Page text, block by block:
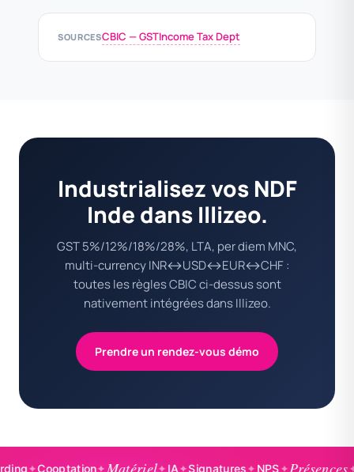
SOURCESCBIC — GSTIncome Tax Dept
Industrialisez vos NDF
Inde dans Illizeo.
GST 5%/12%/18%/28%, LTA, per diem MNC,
multi-currency INR↔USD↔EUR↔CHF :
toutes les règles CBIC ci-dessus sont
nativement intégrées dans Illizeo.
Prendre un rendez-vous démo
✦Matériel✦IA✦Signatures✦NPS✦Présences✦